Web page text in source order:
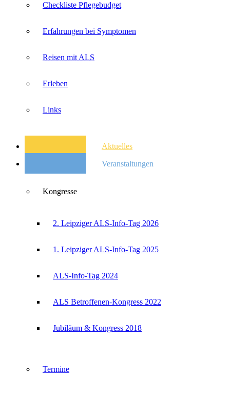
Checkliste Pflegebudget
Erfahrungen bei Symptomen
Reisen mit ALS
Erleben
Links
Aktuelles
Veranstaltungen
Kongresse
2. Leipziger ALS-Info-Tag 2026
1. Leipziger ALS-Info-Tag 2025
ALS-Info-Tag 2024
ALS Betroffenen-Kongress 2022
Jubiläum & Kongress 2018
Termine